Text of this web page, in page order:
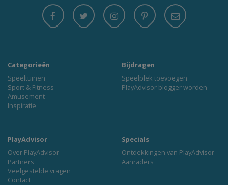
Categorieën
Speeltuinen
Sport & Fitness
Amusement
Inspiratie
Bijdragen
Speelplek toevoegen
PlayAdvisor blogger worden
PlayAdvisor
Over PlayAdvisor
Partners
Veelgestelde vragen
Contact
Specials
Ontdekkingen van PlayAdvisor
Aanraders